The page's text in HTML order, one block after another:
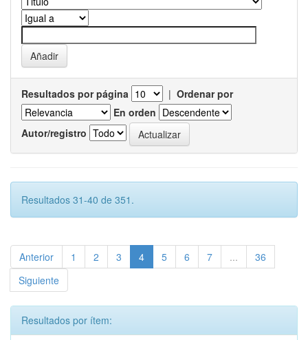
Resultados por página | Ordenar por
En orden
Autor/registro
Resultados 31-40 de 351.
Anterior 1 2 3 4 5 6 7 ...
36
Siguiente
Resultados por ítem: